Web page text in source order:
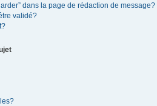
dans la page de rédaction de message?
validé?